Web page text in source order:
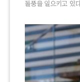
돌풍을 일으키고 있